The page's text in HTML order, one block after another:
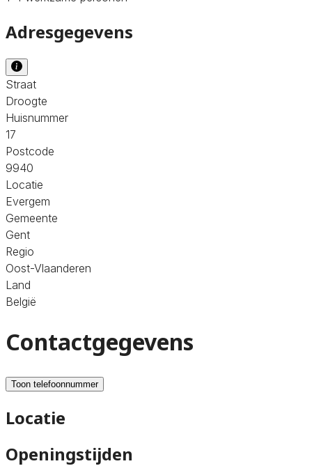
Adresgegevens
Straat
Droogte
Huisnummer
17
Postcode
9940
Locatie
Evergem
Gemeente
Gent
Regio
Oost-Vlaanderen
Land
België
Contactgegevens
Toon telefoonnummer
Locatie
Openingstijden